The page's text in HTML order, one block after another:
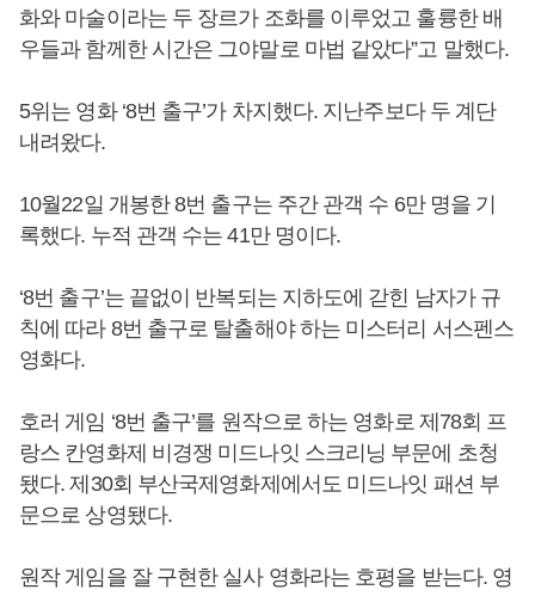
화와 마술이라는 두 장르가 조화를 이루었고 훌륭한 배
우들과 함께한 시간은 그야말로 마법 같았다”고 말했다.
5위는 영화 ‘8번 출구’가 차지했다. 지난주보다 두 계단
내려왔다.
10월22일 개봉한 8번 출구는 주간 관객 수 6만 명을 기
록했다. 누적 관객 수는 41만 명이다.
‘8번 출구’는 끝없이 반복되는 지하도에 갇힌 남자가 규
칙에 따라 8번 출구로 탈출해야 하는 미스터리 서스펜스
영화다.
호러 게임 ‘8번 출구’를 원작으로 하는 영화로 제78회 프
랑스 칸영화제 비경쟁 미드나잇 스크리닝 부문에 초청
됐다. 제30회 부산국제영화제에서도 미드나잇 패션 부
문으로 상영됐다.
원작 게임을 잘 구현한 실사 영화라는 호평을 받는다. 영